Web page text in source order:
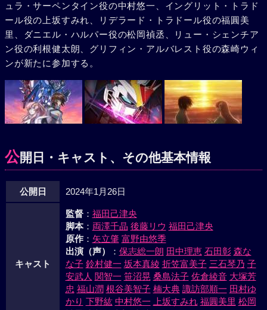
ュラ・サーペンタイン役の中村悠一、イングリット・トラド
ール役の上坂すみれ、リデラード・トラドール役の福圓美
里、ダニエル・ハルパー役の松岡禎丞、リュー・シェンチア
ン役の利根健太朗、グリフィン・アルバレスト役の森崎ウィ
ンが新たに参加する。
公開日・キャスト、その他基本情報
公開日 2024年1月26日
キャスト
監督： 福田己津央
脚本： 両澤千晶 後藤リウ 福田己津央
原作： 矢立肇 富野由悠季
出演（声）
： 保志総一朗 田中理恵 石田彰 森な
な子 鈴村健一 坂本真綾 折笠富美子 三石琴乃 子
安武人 関智一 笹沼晃 桑島法子 佐倉綾音 大塚芳
忠 福山潤 根谷美智子 楠大典 諏訪部順一 田村ゆ
かり 下野紘 中村悠一 上坂すみれ 福圓美里 松岡